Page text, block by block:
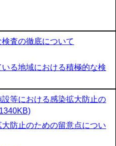
査の徹底について
る地域における積極的な検
設等における感染拡大防止の
防止のための留意点につい